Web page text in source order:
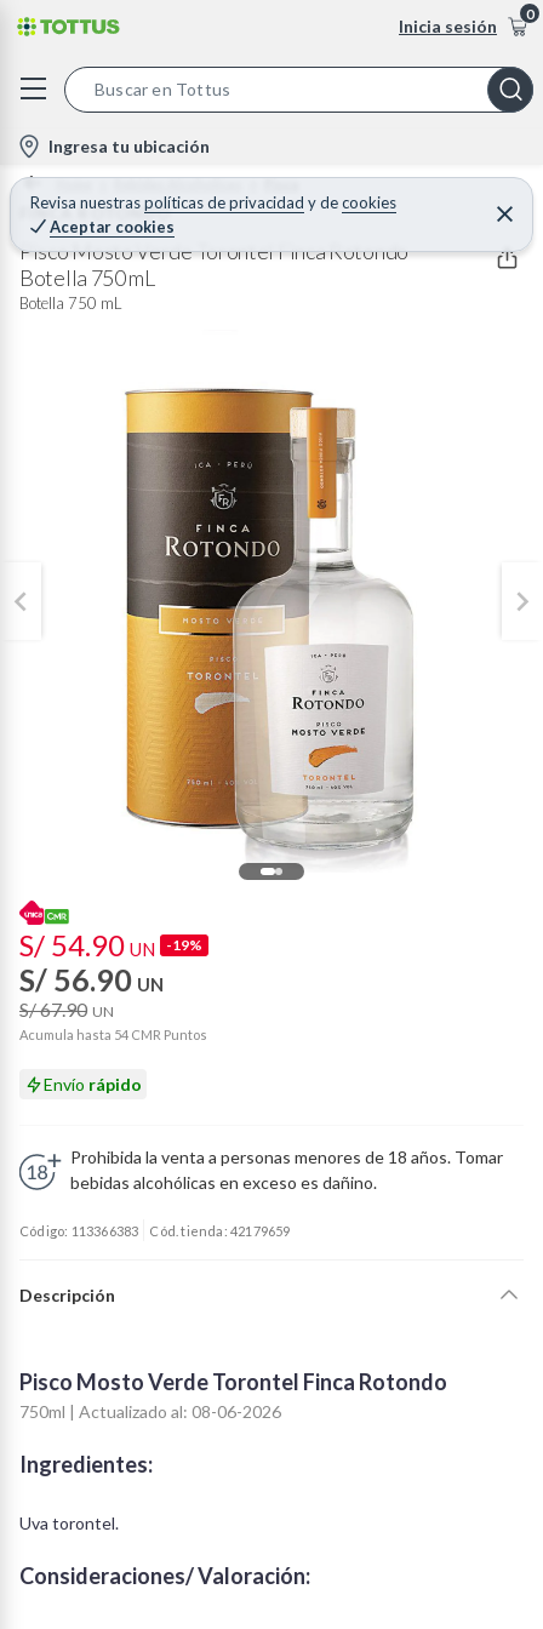
Inicia sesión
0
c
h
o
Ingresa tu ubicación
Revisa nuestraspolíticas de privacidad ydecookies
Aceptar cookies
C
e
r
a
Home Bebidas Alcoholicas Pisco
FINCA ROTONDO
Pisco Mosto Verde Torontel Finca Rotondo
Botella 750 mL
Botella 750 mL
S/ 54.90 UN -19%
S/ 56.90 UN
S/ 67.90 UN
Acumula hasta 54 CMR Puntos
Envío rápido
Prohibida la venta a personas menores de 18 años. Tomar
bebidas alcohólicas en exceso es dañino.
Código: 113366383 Cód. tienda: 42179659
Descripción
Pisco Mosto Verde Torontel Finca Rotondo
750ml | Actualizado al: 08-06-2026
Ingredientes:
Uva torontel.
Consideraciones/ Valoración: